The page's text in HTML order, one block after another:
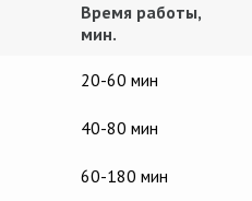
Время работы,
мин.
20-60 мин
40-80 мин
60-180 мин